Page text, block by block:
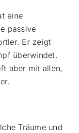
eine
passive
Er zeigt
überwindet.
aber mit allen,
Träume und